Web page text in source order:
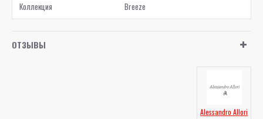
Коллекция Breeze
ОТЗЫВЫ
Alessandro Allori